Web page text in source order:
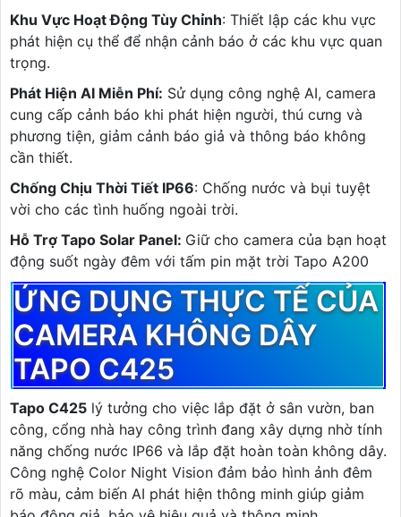
Khu Vực Hoạt Động Tùy Chỉnh: Thiết lập các khu vực
phát hiện cụ thể để nhận cảnh báo ở các khu vực quan
trọng.
Phát Hiện AI Miễn Phí: Sử dụng công nghệ AI, camera
cung cấp cảnh báo khi phát hiện người, thú cưng và
phương tiện, giảm cảnh báo giả và thông báo không
cần thiết.
Chống Chịu Thời Tiết IP66: Chống nước và bụi tuyệt
vời cho các tình huống ngoài trời.
Hỗ Trợ Tapo Solar Panel: Giữ cho camera của bạn hoạt
động suốt ngày đêm với tấm pin mặt trời Tapo A200
ỨNG DỤNG THỰC TẾ CỦA
CAMERA KHÔNG DÂY
TAPO C425
Tapo C425 lý tưởng cho việc lắp đặt ở sân vườn, ban
công, cổng nhà hay công trình đang xây dựng nhờ tính
năng chống nước IP66 và lắp đặt hoàn toàn không dây.
Công nghệ Color Night Vision đảm bảo hình ảnh đêm
rõ màu, cảm biến AI phát hiện thông minh giúp giảm